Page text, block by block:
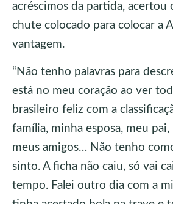
acréscimos da partida, acertou
chute colocado para colocar a
vantagem.
“Não tenho palavras para
está no meu coração ao ver
brasileiro feliz com a
família, minha esposa, meu pai,
meus amigos… Não tenho
sinto. A ficha não caiu, só vai
tempo. Falei outro dia com a